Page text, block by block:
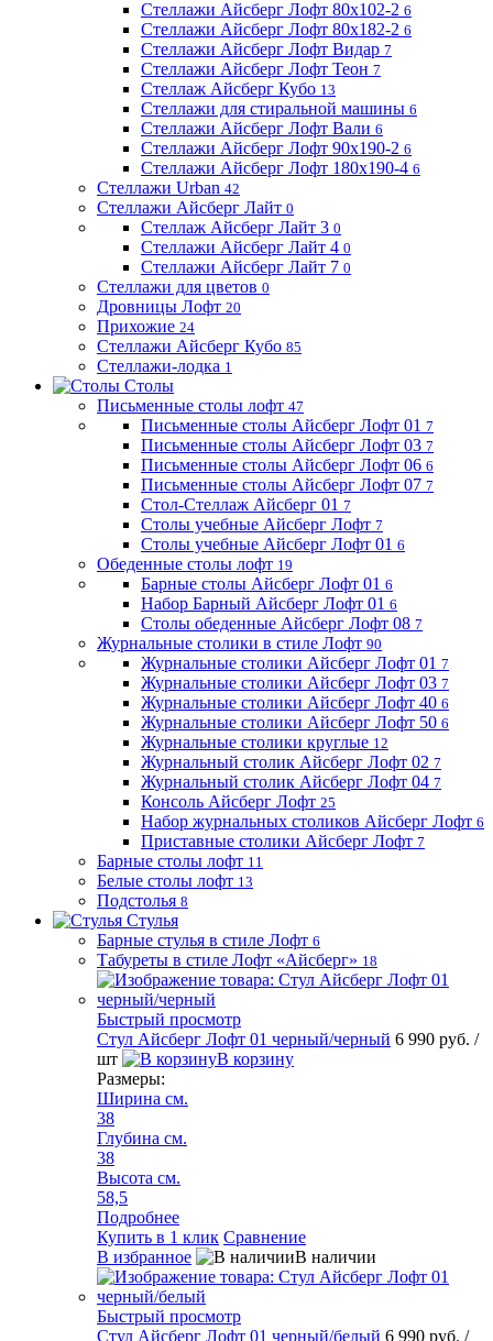
Стеллажи Айсберг Лофт 80х102-2 6
Стеллажи Айсберг Лофт 80х182-2 6
Стеллажи Айсберг Лофт Видар 7
Стеллажи Айсберг Лофт Теон 7
Стеллаж Айсберг Кубо 13
Стеллажи для стиральной машины 6
Стеллажи Айсберг Лофт Вали 6
Стеллажи Айсберг Лофт 90х190-2 6
Стеллажи Айсберг Лофт 180х190-4 6
Стеллажи Urban 42
Стеллажи Айсберг Лайт 0
Стеллаж Айсберг Лайт 3 0
Стеллажи Айсберг Лайт 4 0
Стеллажи Айсберг Лайт 7 0
Стеллажи для цветов 0
Дровницы Лофт 20
Прихожие 24
Стеллажи Айсберг Кубо 85
Стеллажи-лодка 1
Столы
Письменные столы лофт 47
Письменные столы Айсберг Лофт 01 7
Письменные столы Айсберг Лофт 03 7
Письменные столы Айсберг Лофт 06 6
Письменные столы Айсберг Лофт 07 7
Стол-Стеллаж Айсберг 01 7
Столы учебные Айсберг Лофт 7
Столы учебные Айсберг Лофт 01 6
Обеденные столы лофт 19
Барные столы Айсберг Лофт 01 6
Набор Барный Айсберг Лофт 01 6
Столы обеденные Айсберг Лофт 08 7
Журнальные столики в стиле Лофт 90
Журнальные столики Айсберг Лофт 01 7
Журнальные столики Айсберг Лофт 03 7
Журнальные столики Айсберг Лофт 40 6
Журнальные столики Айсберг Лофт 50 6
Журнальные столики круглые 12
Журнальный столик Айсберг Лофт 02 7
Журнальный столик Айсберг Лофт 04 7
Консоль Айсберг Лофт 25
Набор журнальных столиков Айсберг Лофт 6
Приставные столики Айсберг Лофт 7
Барные столы лофт 11
Белые столы лофт 13
Подстолья 8
Стулья
Барные стулья в стиле Лофт 6
Табуреты в стиле Лофт «Айсберг» 18
Быстрый просмотр
Стул Айсберг Лофт 01 черный/черный 6 990 руб. /
шт
В корзину
Размеры:
Ширина см.
38
Глубина см.
38
Высота см.
58,5
Подробнее
Купить в 1 клик Сравнение
В избранное
В наличии
Быстрый просмотр
Стул Айсберг Лофт 01 черный/белый 6 990 руб. /